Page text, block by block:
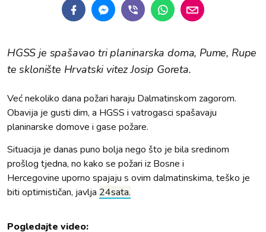
HGSS je spašavao tri planinarska doma, Pume, Rupe
te sklonište Hrvatski vitez Josip Goreta.
Već nekoliko dana požari haraju Dalmatinskom zagorom.
Obavija je gusti dim, a HGSS i vatrogasci spašavaju
planinarske domove i gase požare.
Situacija je danas puno bolja nego što je bila sredinom
prošlog tjedna, no kako se požari iz Bosne i
Hercegovine uporno spajaju s ovim dalmatinskima, teško je
biti optimističan, javlja 24sata.
Pogledajte video: